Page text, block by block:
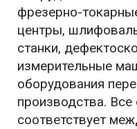
фрезерно-
центры,
станки,
измерительные
оборудования
производства.
соответствует